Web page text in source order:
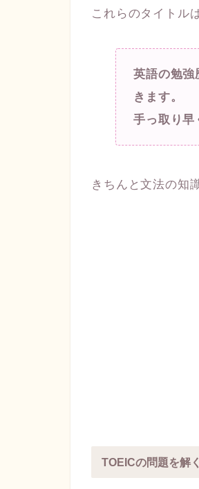
これらのタイトル
英語の勉強
きます。
手っ取り早
きちんと文法の知
TOEICの問題を解